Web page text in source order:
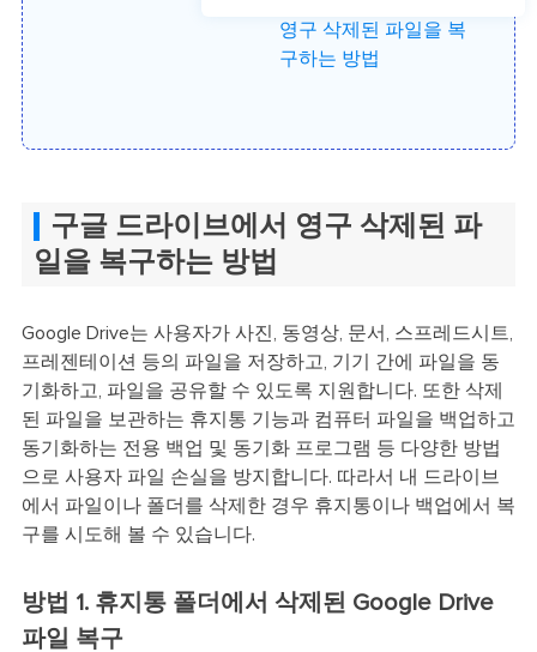
영구 삭제된 파일을 복
구하는 방법
구글 드라이브에서 영구 삭제된 파
일을 복구하는 방법
Google Drive는 사용자가 사진, 동영상, 문서, 스프레드시트,
프레젠테이션 등의 파일을 저장하고, 기기 간에 파일을 동
기화하고, 파일을 공유할 수 있도록 지원합니다. 또한 삭제
된 파일을 보관하는 휴지통 기능과 컴퓨터 파일을 백업하고
동기화하는 전용 백업 및 동기화 프로그램 등 다양한 방법
으로 사용자 파일 손실을 방지합니다. 따라서 내 드라이브
에서 파일이나 폴더를 삭제한 경우 휴지통이나 백업에서 복
구를 시도해 볼 수 있습니다.
방법 1. 휴지통 폴더에서 삭제된 Google Drive
파일 복구